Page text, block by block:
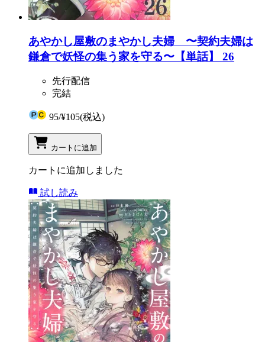
あやかし屋敷のまやかし夫婦 〜契約夫婦は
鎌倉で妖怪の集う家を守る〜【単話】 26
先行配信
完結
95/¥105(税込)
カートに追加
カートに追加しました
試し読み